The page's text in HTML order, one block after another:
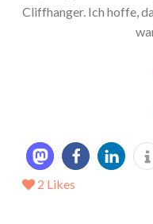
Cliffhanger. Ich hoffe,
2 Likes